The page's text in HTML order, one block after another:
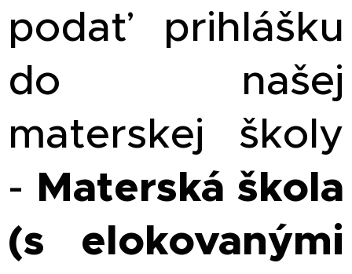
podať prihlášku
do našej
materskej školy
- Materská škola
(s elokovanými